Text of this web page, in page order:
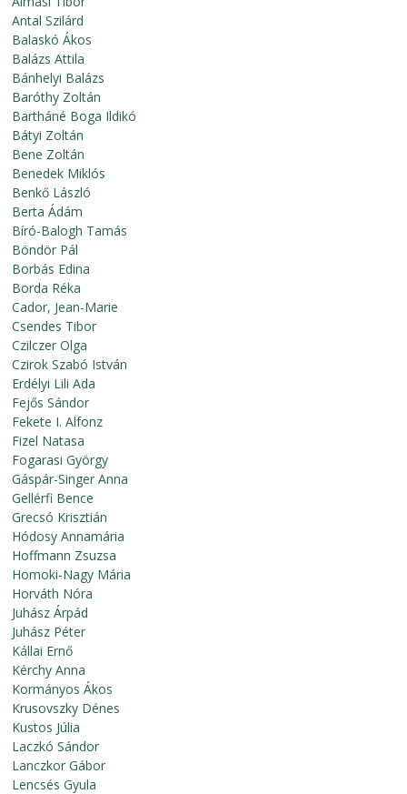
Antal Szilárd
Balaskó Ákos
Balázs Attila
Bánhelyi Balázs
Baróthy Zoltán
Bartháné Boga Ildikó
Bátyi Zoltán
Bene Zoltán
Benedek Miklós
Benkő László
Berta Ádám
Bíró-Balogh Tamás
Böndör Pál
Borbás Edina
Borda Réka
Cador, Jean-Marie
Csendes Tibor
Czilczer Olga
Czirok Szabó István
Erdélyi Lili Ada
Fejős Sándor
Fekete I. Alfonz
Fizel Natasa
Fogarasi György
Gáspár-Singer Anna
Gellérfi Bence
Grecsó Krisztián
Hódosy Annamária
Hoffmann Zsuzsa
Homoki-Nagy Mária
Horváth Nóra
Juhász Árpád
Juhász Péter
Kállai Ernő
Kérchy Anna
Kormányos Ákos
Krusovszky Dénes
Kustos Júlia
Laczkó Sándor
Lanczkor Gábor
Lencsés Gyula